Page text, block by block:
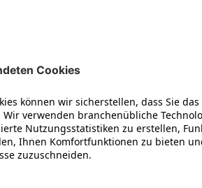
von MEDION. Mit Ihr stellst Du im
oder der anstehende
Herzenslust mit Zutaten oder
steckt.
Schritt für Schritt wirst du durch die